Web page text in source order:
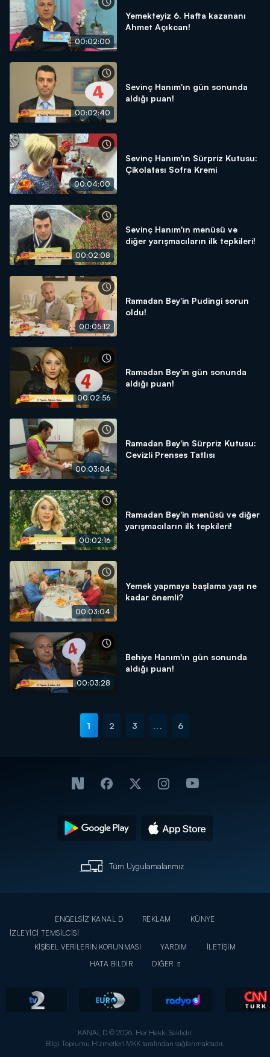
00:02:00
Yemekteyiz 6. Hafta kazananı
Ahmet Açıkcan!
00:02:40
Sevinç Hanım'ın gün sonunda
aldığı puan!
00:04:00
Sevinç Hanım'ın Sürpriz Kutusu:
Çikolatası Sofra Kremi
00:02:08
Sevinç Hanım'ın menüsü ve
diğer yarışmacıların ilk tepkileri!
00:05:12
Ramadan Bey'in Pudingi sorun
oldu!
00:02:56
Ramadan Bey'in gün sonunda
aldığı puan!
00:03:04
Ramadan Bey'in Sürpriz Kutusu:
Cevizli Prenses Tatlısı
00:02:16
Ramadan Bey'in menüsü ve diğer
yarışmacıların ilk tepkileri!
00:03:04
Yemek yapmaya başlama yaşı ne
kadar önemli?
00:03:28
Behiye Hanım'ın gün sonunda
aldığı puan!
1 2 3 ... 6
Tüm Uygulamalarımız
ENGELSİZ KANAL D REKLAM
KÜNYE
İZLEYİCİ TEMSİLCİSİ
KİŞİSEL VERİLERİN KORUNMASI
YARDIM
İLETİŞİM
HATA BİLDİR
DİĞER
KANAL D © 2026. Her Hakkı Saklıdır.
Bilgi Toplumu Hizmetleri MKK tarafından sağlanmaktadır.